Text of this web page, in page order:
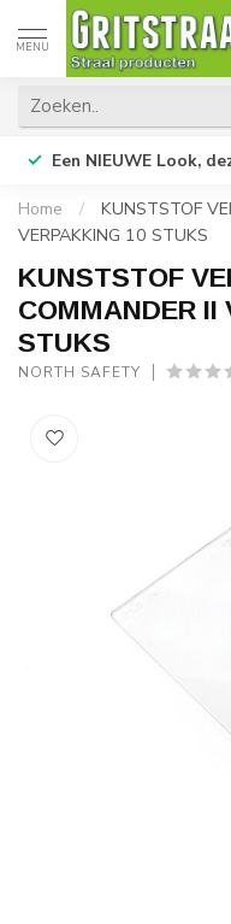
MENU
Een NIEUWE Look,
Home /
KUNSTSTOF
VERPAKKING 10 STUKS
KUNSTSTOF
COMMANDER II
STUKS
NORTH SAFETY